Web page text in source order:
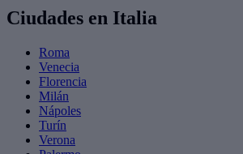
Ciudades en Italia
Roma
Venecia
Florencia
Milán
Nápoles
Turín
Verona